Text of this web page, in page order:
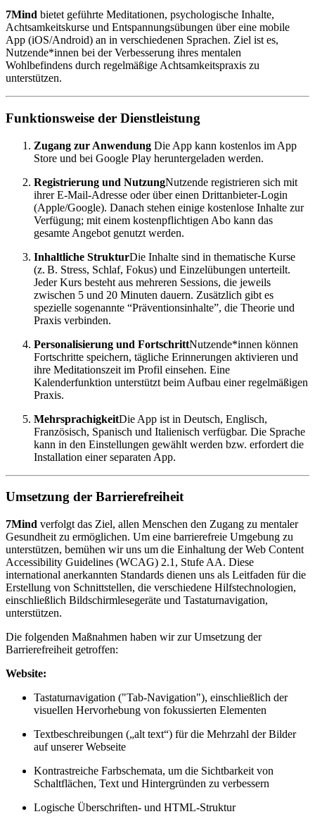
7Mind bietet geführte Meditationen, psychologische Inhalte,
Achtsamkeitskurse und Entspannungsübungen über eine mobile
App (iOS/Android) an in verschiedenen Sprachen. Ziel ist es,
Nutzende*innen bei der Verbesserung ihres mentalen
Wohlbefindens durch regelmäßige Achtsamkeitspraxis zu
unterstützen.
Funktionsweise der Dienstleistung
Zugang zur Anwendung Die App kann kostenlos im App
Store und bei Google Play heruntergeladen werden.
Registrierung und NutzungNutzende registrieren sich mit
ihrer E-Mail-Adresse oder über einen Drittanbieter-Login
(Apple/Google). Danach stehen einige kostenlose Inhalte zur
Verfügung; mit einem kostenpflichtigen Abo kann das
gesamte Angebot genutzt werden.
Inhaltliche StrukturDie Inhalte sind in thematische Kurse
(z. B. Stress, Schlaf, Fokus) und Einzelübungen unterteilt.
Jeder Kurs besteht aus mehreren Sessions, die jeweils
zwischen 5 und 20 Minuten dauern. Zusätzlich gibt es
spezielle sogenannte “Präventionsinhalte”, die Theorie und
Praxis verbinden.
Personalisierung und FortschrittNutzende*innen können
Fortschritte speichern, tägliche Erinnerungen aktivieren und
ihre Meditationszeit im Profil einsehen. Eine
Kalenderfunktion unterstützt beim Aufbau einer regelmäßigen
Praxis.
MehrsprachigkeitDie App ist in Deutsch, Englisch,
Französisch, Spanisch und Italienisch verfügbar. Die Sprache
kann in den Einstellungen gewählt werden bzw. erfordert die
Installation einer separaten App.
Umsetzung der Barrierefreiheit
7Mind verfolgt das Ziel, allen Menschen den Zugang zu mentaler
Gesundheit zu ermöglichen. Um eine barrierefreie Umgebung zu
unterstützen, bemühen wir uns um die Einhaltung der Web Content
Accessibility Guidelines (WCAG) 2.1, Stufe AA. Diese
international anerkannten Standards dienen uns als Leitfaden für die
Erstellung von Schnittstellen, die verschiedene Hilfstechnologien,
einschließlich Bildschirmlesegeräte und Tastaturnavigation,
unterstützen.
Die folgenden Maßnahmen haben wir zur Umsetzung der
Barrierefreiheit getroffen:
Website:
Tastaturnavigation ("Tab-Navigation"), einschließlich der
visuellen Hervorhebung von fokussierten Elementen
Textbeschreibungen („alt text“) für die Mehrzahl der Bilder
auf unserer Webseite
Kontrastreiche Farbschemata, um die Sichtbarkeit von
Schaltflächen, Text und Hintergründen zu verbessern
Logische Überschriften- und HTML-Struktur